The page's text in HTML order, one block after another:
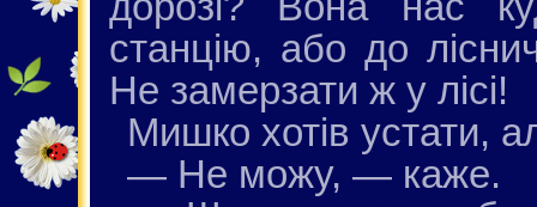
станцію, або до
Не замерзати ж у лісі!
Мишко хотів устати,
— Не можу, — каже.